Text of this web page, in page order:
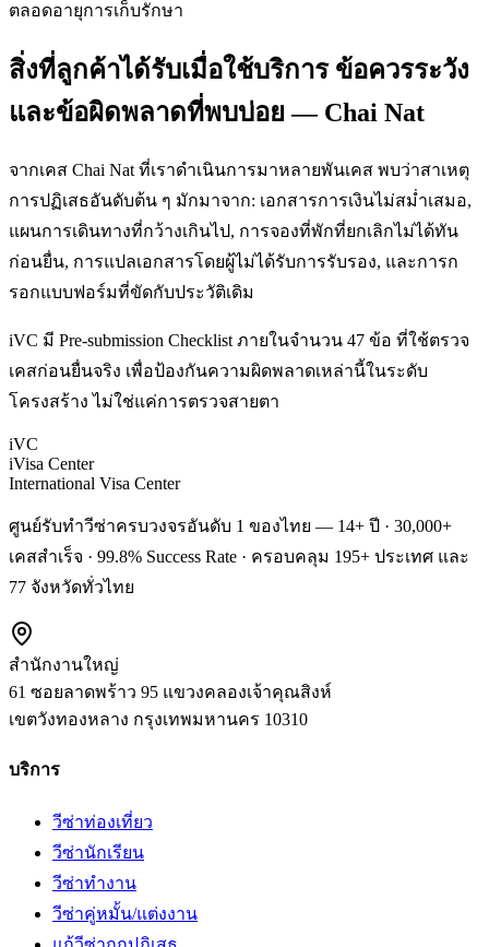
ตลอดอายุการเก็บรักษา
สิ่งที่ลูกค้าได้รับเมื่อใช้บริการ ข้อควรระวัง
และข้อผิดพลาดที่พบบ่อย — Chai Nat
จากเคส Chai Nat ที่เราดำเนินการมาหลายพันเคส พบว่าสาเหตุ
การปฏิเสธอันดับต้น ๆ มักมาจาก: เอกสารการเงินไม่สม่ำเสมอ,
แผนการเดินทางที่กว้างเกินไป, การจองที่พักที่ยกเลิกไม่ได้ทัน
ก่อนยื่น, การแปลเอกสารโดยผู้ไม่ได้รับการรับรอง, และการก
รอกแบบฟอร์มที่ขัดกับประวัติเดิม
iVC มี Pre-submission Checklist ภายในจำนวน 47 ข้อ ที่ใช้ตรวจ
เคสก่อนยื่นจริง เพื่อป้องกันความผิดพลาดเหล่านี้ในระดับ
โครงสร้าง ไม่ใช่แค่การตรวจสายตา
iVC
iVisa Center
International Visa Center
ศูนย์รับทำวีซ่าครบวงจรอันดับ 1 ของไทย — 14+ ปี · 30,000+
เคสสำเร็จ · 99.8% Success Rate · ครอบคลุม 195+ ประเทศ และ
77 จังหวัดทั่วไทย
สำนักงานใหญ่
61 ซอยลาดพร้าว 95 แขวงคลองเจ้าคุณสิงห์
เขตวังทองหลาง กรุงเทพมหานคร 10310
บริการ
วีซ่าท่องเที่ยว
วีซ่านักเรียน
วีซ่าทำงาน
วีซ่าคู่หมั้น/แต่งงาน